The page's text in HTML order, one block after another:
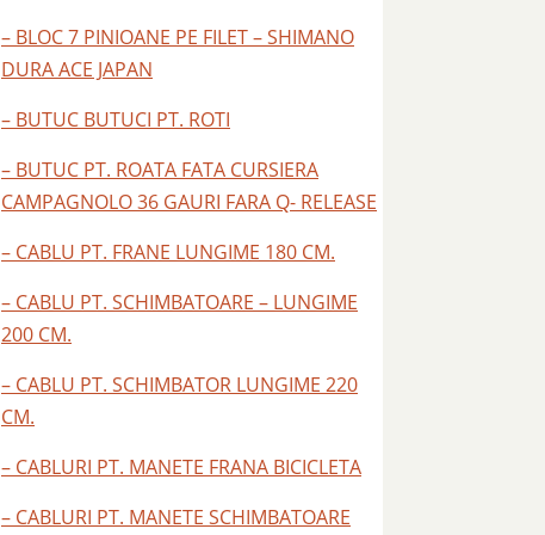
– BLOC 7 PINIOANE PE FILET – SHIMANO
DURA ACE JAPAN
– BUTUC BUTUCI PT. ROTI
– BUTUC PT. ROATA FATA CURSIERA
CAMPAGNOLO 36 GAURI FARA Q- RELEASE
– CABLU PT. FRANE LUNGIME 180 CM.
– CABLU PT. SCHIMBATOARE – LUNGIME
200 CM.
– CABLU PT. SCHIMBATOR LUNGIME 220
CM.
– CABLURI PT. MANETE FRANA BICICLETA
– CABLURI PT. MANETE SCHIMBATOARE